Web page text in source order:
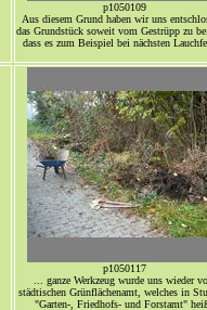
p1050109
Aus diesem Grund haben wir uns
das Grundstück soweit vom Gestrüpp zu
dass es zum Beispiel bei nächsten
p1050117
... ganze Werkzeug wurde uns wieder
städtischen Grünflächenamt, welches in
"Garten-, Friedhofs- und Forstamt"